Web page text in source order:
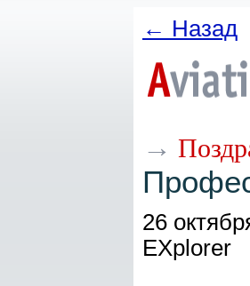
← Назад
→
26
EXplorer